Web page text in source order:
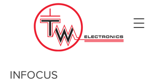
INFOCUS